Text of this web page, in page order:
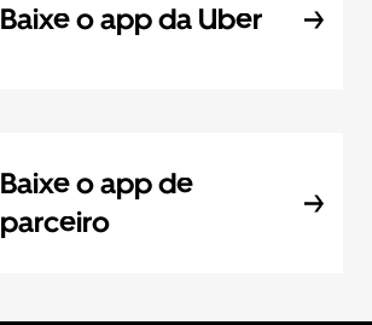
Baixe o app da Uber
Baixe o app de
parceiro